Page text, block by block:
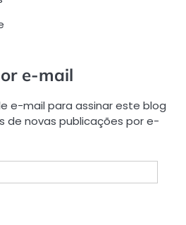
e-mail
e-mail para assinar este blog
de novas publicações por e-